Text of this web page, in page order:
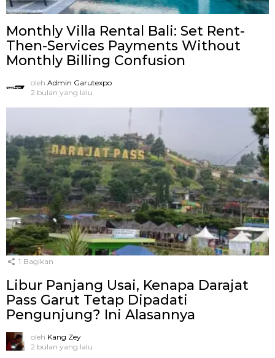
Monthly Villa Rental Bali: Set Rent-
Then-Services Payments Without
Monthly Billing Confusion
oleh Admin Garutexpo
2 bulan yang lalu
1 Bagikan
Libur Panjang Usai, Kenapa Darajat
Pass Garut Tetap Dipadati
Pengunjung? Ini Alasannya
oleh Kang Zey
2 bulan yang lalu